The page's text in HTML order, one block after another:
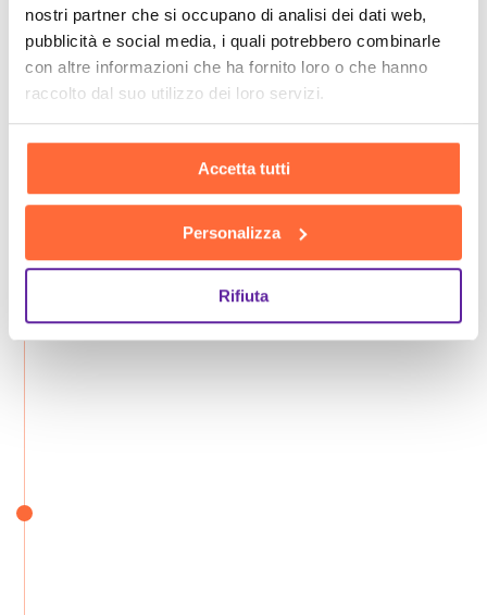
nostri partner che si occupano di analisi dei dati web,
pubblicità e social media, i quali potrebbero combinarle
con altre informazioni che ha fornito loro o che hanno
raccolto dal suo utilizzo dei loro servizi.
Accetta tutti
Personalizza
Rifiuta